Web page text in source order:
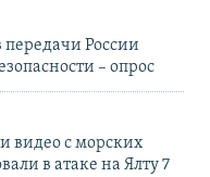
России
– опрос
видео с морских
в атаке на Ялту 7